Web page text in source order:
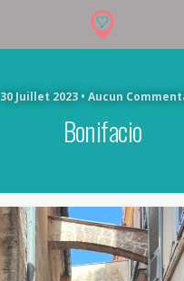
30 Juillet 2023 • Aucun
Bonifacio